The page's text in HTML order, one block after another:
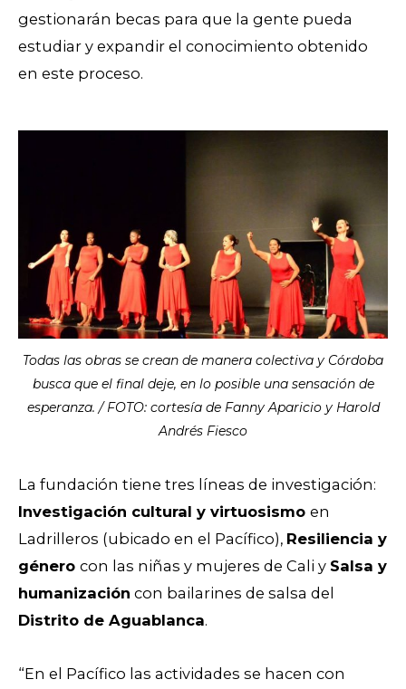
gestionarán becas para que la gente pueda
estudiar y expandir el conocimiento obtenido
en este proceso.
Todas las obras se crean de manera colectiva y Córdoba
busca que el final deje, en lo posible una sensación de
esperanza. / FOTO: cortesía de Fanny Aparicio y Harold
Andrés Fiesco
La fundación tiene tres líneas de investigación:
Investigación cultural y virtuosismo en
Ladrilleros (ubicado en el Pacífico), Resiliencia y
género con las niñas y mujeres de Cali y Salsa y
humanización con bailarines de salsa del
Distrito de Aguablanca.
“En el Pacífico las actividades se hacen con